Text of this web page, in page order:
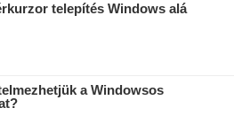
telepítés Windows alá
a Windowsos